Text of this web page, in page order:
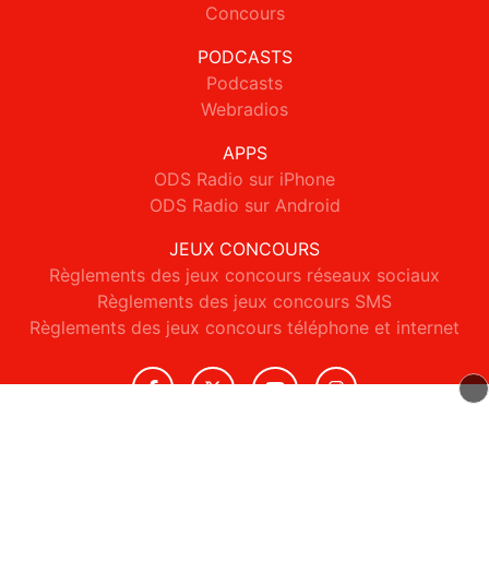
Concours
PODCASTS
Podcasts
Webradios
APPS
ODS Radio sur iPhone
ODS Radio sur Android
JEUX CONCOURS
Règlements des jeux concours réseaux sociaux
Règlements des jeux concours SMS
Règlements des jeux concours téléphone et internet